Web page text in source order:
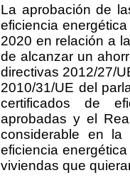
La aprobación de
eficiencia
2020 en relación a
de alcanzar un
directivas 2012/27/
2010/31/UE del
certificados de
aprobadas y el
considerable en
eficiencia
viviendas que